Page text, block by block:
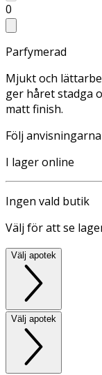
0
Parfymerad
Mjukt och
ger håret stadga
matt finish.
Följ
I lager online
Ingen vald butik
Välj för att se
Välj apotek
Välj apotek